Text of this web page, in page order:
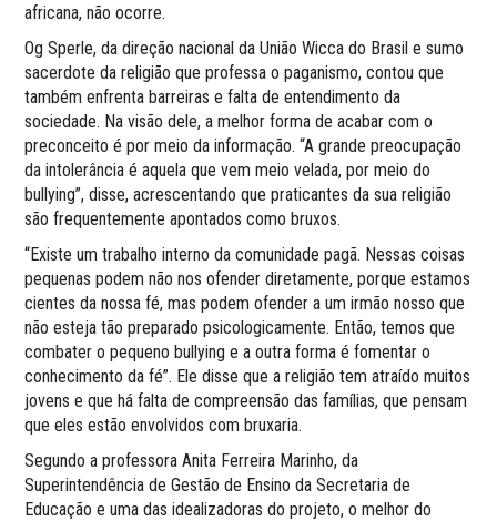
africana, não ocorre.
Og Sperle, da direção nacional da União Wicca do Brasil e sumo
sacerdote da religião que professa o paganismo, contou que
também enfrenta barreiras e falta de entendimento da
sociedade. Na visão dele, a melhor forma de acabar com o
preconceito é por meio da informação. “A grande preocupação
da intolerância é aquela que vem meio velada, por meio do
bullying”, disse, acrescentando que praticantes da sua religião
são frequentemente apontados como bruxos.
“Existe um trabalho interno da comunidade pagã. Nessas coisas
pequenas podem não nos ofender diretamente, porque estamos
cientes da nossa fé, mas podem ofender a um irmão nosso que
não esteja tão preparado psicologicamente. Então, temos que
combater o pequeno bullying e a outra forma é fomentar o
conhecimento da fé”. Ele disse que a religião tem atraído muitos
jovens e que há falta de compreensão das famílias, que pensam
que eles estão envolvidos com bruxaria.
Segundo a professora Anita Ferreira Marinho, da
Superintendência de Gestão de Ensino da Secretaria de
Educação e uma das idealizadoras do projeto, o melhor do